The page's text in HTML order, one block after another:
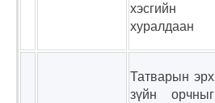
хэсгийн
хуралдаан
Татварын эрх
зүйн орчныг